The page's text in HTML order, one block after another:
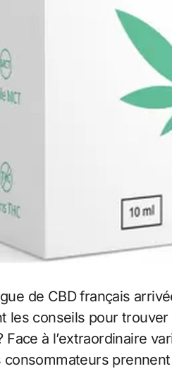
de CBD français
les conseils pour
Face à l’extraordinaire